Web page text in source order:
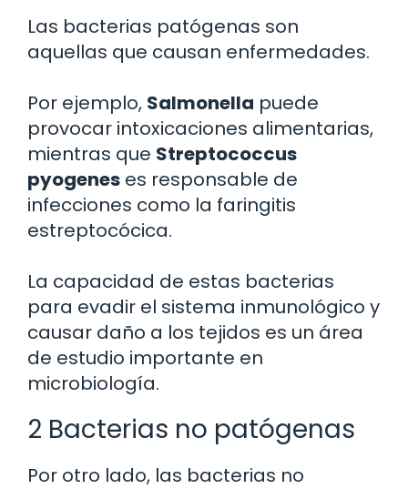
Las bacterias patógenas son
aquellas que causan enfermedades.
Por ejemplo, Salmonella puede
provocar intoxicaciones alimentarias,
mientras que Streptococcus
pyogenes es responsable de
infecciones como la faringitis
estreptocócica.
La capacidad de estas bacterias
para evadir el sistema inmunológico y
causar daño a los tejidos es un área
de estudio importante en
microbiología.
2 Bacterias no patógenas
Por otro lado, las bacterias no